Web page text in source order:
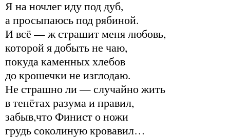
Я на ночлег иду под дуб,
а просыпаюсь под рябиной.
И всё — ж страшит меня любовь,
которой я добыть не чаю,
покуда каменных хлебов
до крошечки не изглодаю.
Не страшно ли — случайно жить
в тенётах разума и правил,
забыв,что Финист о ножи
грудь соколиную кровавил…